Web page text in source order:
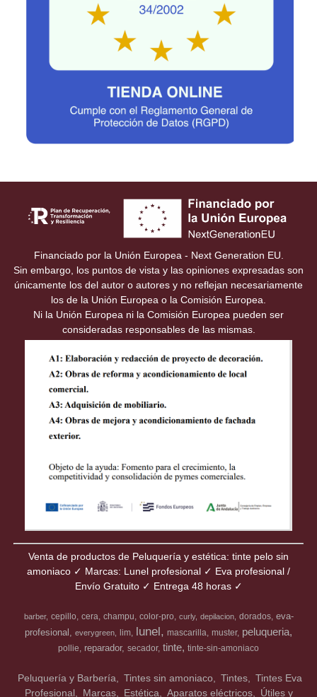
Financiado por la Unión Europea - Next Generation EU.
Sin embargo, los puntos de vista y las opiniones expresadas son
únicamente los del autor o autores y no reflejan necesariamente
los de la Unión Europea o la Comisión Europea.
Ni la Unión Europea ni la Comisión Europea pueden ser
consideradas responsables de las mismas.
Venta de productos de Peluquería y estética: tinte pelo sin
amoniaco ✓ Marcas: Lunel profesional ✓ Eva profesional /
Envío Gratuito ✓ Entrega 48 horas ✓
barber cepillo cera champu color-pro curly depilacion dorados eva-
profesional
everygreen lim lunel mascarilla muster peluqueria
pollie reparador secador tinte tinte-sin-amoniaco
Peluquería y Barbería Tintes sin amoniaco Tintes
Tintes Eva
Profesional
Marcas Estética Aparatos eléctricos Útiles y